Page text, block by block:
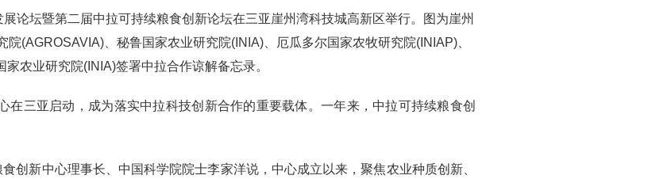
论坛暨第二届中拉可持续粮食创新论坛在三亚崖州湾科技城高新区举行。图为崖州
(AGROSAVIA)、秘鲁国家农业研究院(INIA)、厄瓜多尔国家农牧研究院(INIAP)、
家农业研究院(INIA)签署中拉合作谅解备忘录。
在三亚启动，成为落实中拉科技创新合作的重要载体。一年来，中拉可持续粮食创
创新中心理事长、中国科学院院士李家洋说，中心成立以来，聚焦农业种质创新、